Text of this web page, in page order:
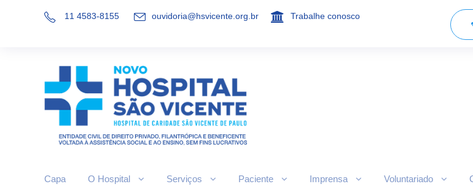
11 4583-8155 ouvidoria@hsvicente.org.br Trabalhe conosco
Capa O Hospital Serviços Paciente Imprensa Voluntariado